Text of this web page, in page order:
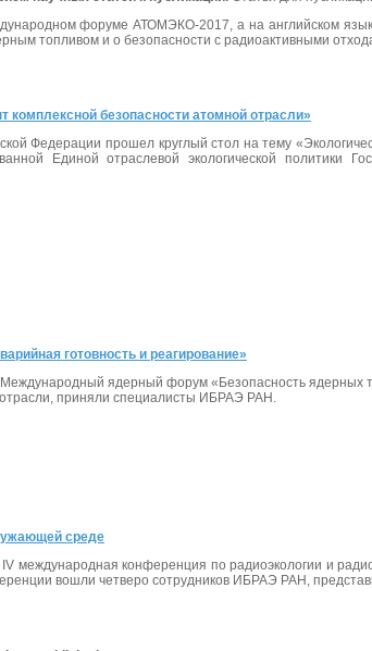
форуме АТОМЭКО-2017, а на английском
топливом и о безопасности с радиоактивными
безопасности атомной отрасли»
Федерации прошел круглый стол на тему
Единой отраслевой экологической
готовность и реагирование»
ядерный форум «Безопасность ядерных
отрасли, приняли специалисты ИБРАЭ РАН.
среде
международная конференция по радиоэкологии и
вошли четверо сотрудников ИБРАЭ РАН,